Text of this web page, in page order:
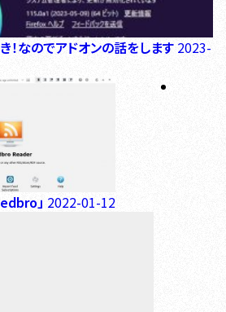
なのでアドオンの話をします 2023-
」 2022-01-12